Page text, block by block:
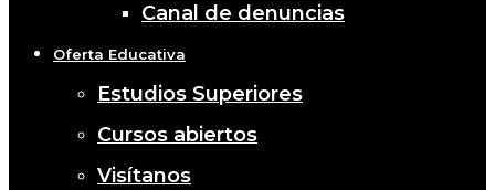
Canal de denuncias
Oferta Educativa
Estudios Superiores
Cursos abiertos
Visítanos